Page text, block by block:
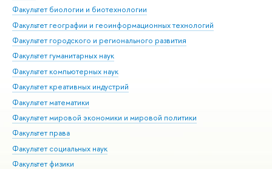
Факультет биологии и биотехнологии
Факультет географии и геоинформационных технологий
Факультет городского и регионального развития
Факультет гуманитарных наук
Факультет компьютерных наук
Факультет креативных индустрий
Факультет математики
Факультет мировой экономики и мировой политики
Факультет права
Факультет социальных наук
Факультет физики